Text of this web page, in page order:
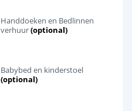
Handdoeken en Bedlinnen
verhuur(optional)
Babybed en kinderstoel
(optional)